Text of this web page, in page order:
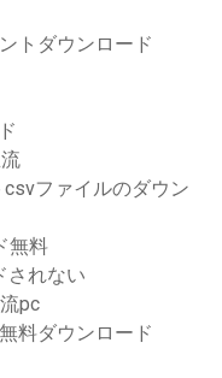
トダウンロード
ファイルのダウン
無料
されない
pc
料ダウンロード